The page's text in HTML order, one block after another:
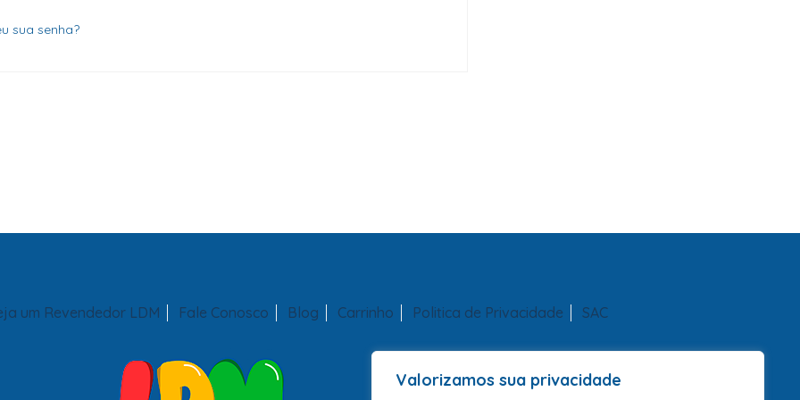
Valorizamos sua privacidade
sua senha?
um Revendedor LDM Fale Conosco Blog Carrinho Politica de Privacidade SAC